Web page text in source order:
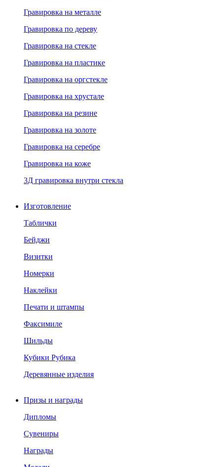
Гравировка на металле
Гравировка по дереву
Гравировка на стекле
Гравировка на пластике
Гравировка на оргстекле
Гравировка на хрустале
Гравировка на резине
Гравировка на золоте
Гравировка на серебре
Гравировка на коже
3Д гравировка внутри стекла
Изготовление
Таблички
Бейджи
Визитки
Номерки
Наклейки
Печати и штампы
Факсимиле
Шильды
Кубики Рубика
Деревянные изделия
Призы и награды
Дипломы
Сувениры
Награды